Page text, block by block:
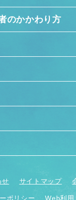
のかかわり方
せ サイトマップ
ポリシー Web利用